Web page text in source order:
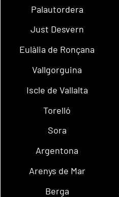
Palautordera
Just Desvern
Eulàlia de Ronçana
Vallgorguina
Iscle de Vallalta
Torelló
Sora
Argentona
Arenys de Mar
Berga